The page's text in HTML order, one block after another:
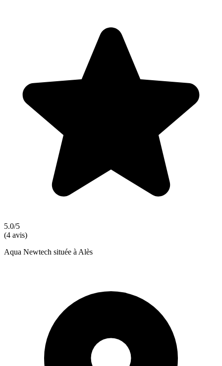
5.0/5
(4 avis)
Aqua Newtech située à Alès